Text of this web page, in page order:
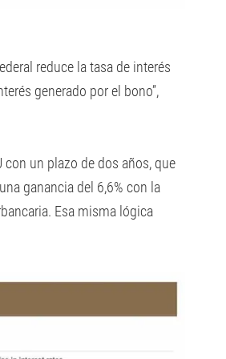
reduce la tasa de interés
generado por el bono”,
con un plazo de dos años, que
ganancia del 6,6% con la
Esa misma lógica